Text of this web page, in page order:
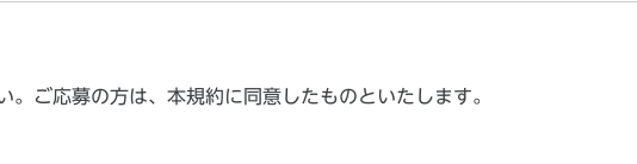
ご応募の方は、本規約に同意したものといたします。